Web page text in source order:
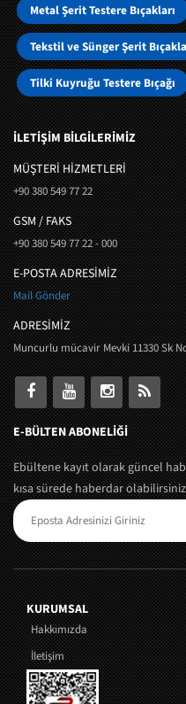
Metal Şerit Testere Bıçakları
Tekstil ve Sünger Şerit
Tilki Kuyruğu Testere Bıçağı
İLETİŞİM BİLGİLERİMİZ
MÜŞTERI HIZMETLERI
+90 380 549 77 22
GSM / FAKS
+90 380 549 77 22 - 000
E-POSTA ADRESİMİZ
Mail Gönder
ADRESİMİZ
Muncurlu mücavir Mevki 11330 Sk
E-BÜLTEN ABONELİĞİ
Ebültene kayıt olarak güncel
kısa sürede haberdar
KURUMSAL
Hakkımızda
İletişim